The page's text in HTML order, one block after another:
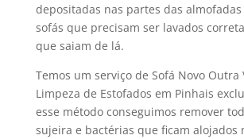
depositadas nas partes das
sofás que precisam ser lavados
que saiam de lá.
Temos um serviço de Sofá Novo Outra
Limpeza de Estofados em Pinhais
esse método conseguimos remover
sujeira e bactérias que ficam alojados